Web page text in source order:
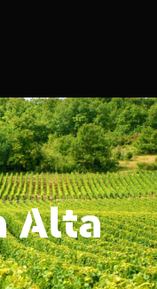
Alta